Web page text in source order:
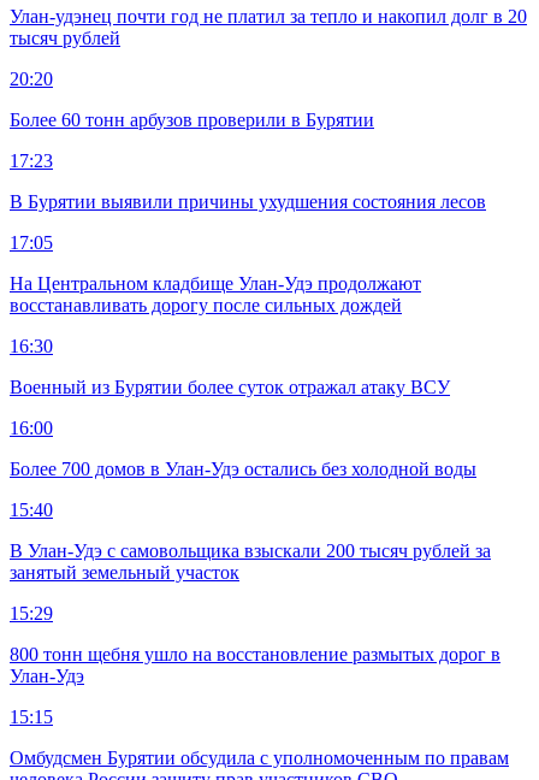
Улан-удэнец почти год не платил за тепло и накопил долг в 20
тысяч рублей
20:20
Более 60 тонн арбузов проверили в Бурятии
17:23
В Бурятии выявили причины ухудшения состояния лесов
17:05
На Центральном кладбище Улан-Удэ продолжают
восстанавливать дорогу после сильных дождей
16:30
Военный из Бурятии более суток отражал атаку ВСУ
16:00
Более 700 домов в Улан-Удэ остались без холодной воды
15:40
В Улан-Удэ с самовольщика взыскали 200 тысяч рублей за
занятый земельный участок
15:29
800 тонн щебня ушло на восстановление размытых дорог в
Улан-Удэ
15:15
Омбудсмен Бурятии обсудила с уполномоченным по правам